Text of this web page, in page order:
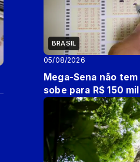
BRASIL
05/08/2026
Mega-Sena não
sobe para R$ 150